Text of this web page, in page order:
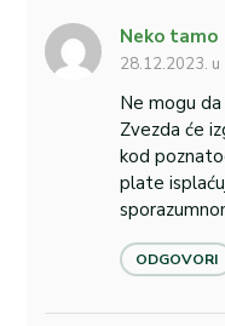
Neko tamo
28.12.2023. u
Ne mogu
Zvezda će
kod
plate
ODGOVORI